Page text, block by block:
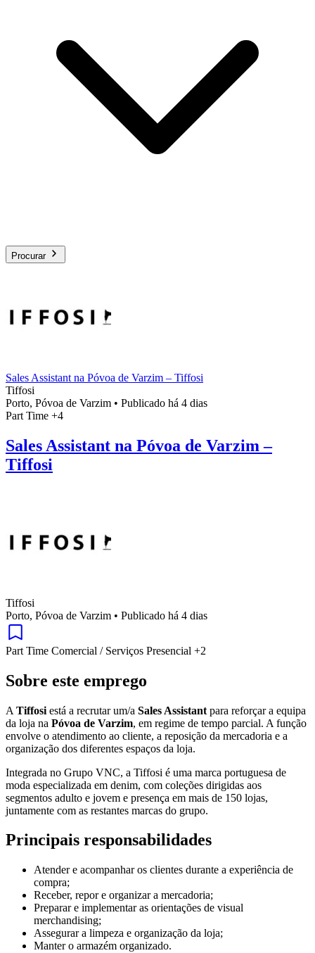
Procurar
Sales Assistant na Póvoa de Varzim – Tiffosi
Tiffosi
Porto, Póvoa de Varzim • Publicado há 4 dias
Part Time +4
Sales Assistant na Póvoa de Varzim –
Tiffosi
Tiffosi
Porto, Póvoa de Varzim • Publicado há 4 dias
Part Time Comercial / Serviços Presencial +2
Sobre este emprego
A Tiffosi está a recrutar um/a Sales Assistant para reforçar a equipa
da loja na Póvoa de Varzim, em regime de tempo parcial. A função
envolve o atendimento ao cliente, a reposição da mercadoria e a
organização dos diferentes espaços da loja.
Integrada no Grupo VNC, a Tiffosi é uma marca portuguesa de
moda especializada em denim, com coleções dirigidas aos
segmentos adulto e jovem e presença em mais de 150 lojas,
juntamente com as restantes marcas do grupo.
Principais responsabilidades
Atender e acompanhar os clientes durante a experiência de
compra;
Receber, repor e organizar a mercadoria;
Preparar e implementar as orientações de visual
merchandising;
Assegurar a limpeza e organização da loja;
Manter o armazém organizado.